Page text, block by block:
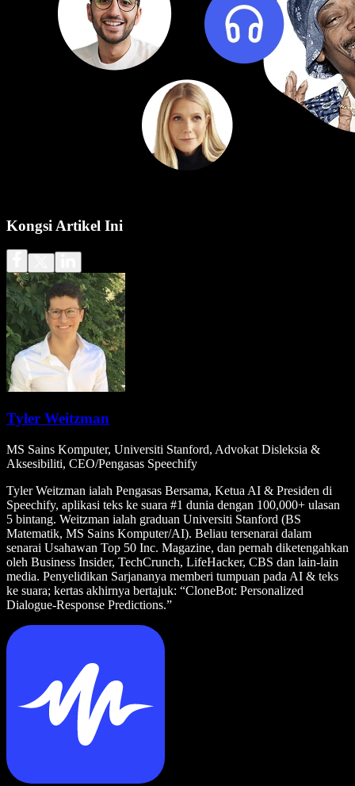
Kongsi Artikel Ini
Tyler Weitzman
MS Sains Komputer, Universiti Stanford, Advokat Disleksia &
Aksesibiliti, CEO/Pengasas Speechify
Tyler Weitzman ialah Pengasas Bersama, Ketua AI & Presiden di
Speechify, aplikasi teks ke suara #1 dunia dengan 100,000+ ulasan
5 bintang. Weitzman ialah graduan Universiti Stanford (BS
Matematik, MS Sains Komputer/AI). Beliau tersenarai dalam
senarai Usahawan Top 50 Inc. Magazine, dan pernah diketengahkan
oleh Business Insider, TechCrunch, LifeHacker, CBS dan lain-lain
media. Penyelidikan Sarjananya memberi tumpuan pada AI & teks
ke suara; kertas akhirnya bertajuk: “CloneBot: Personalized
Dialogue-Response Predictions.”